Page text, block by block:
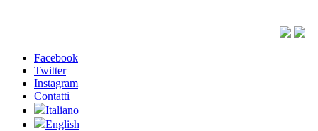
Facebook
Twitter
Instagram
Contatti
Italiano
English